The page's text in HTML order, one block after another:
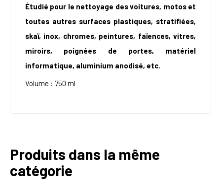
Étudié pour le nettoyage des voitures, motos et
toutes autres surfaces plastiques, stratifiées,
skaï, inox, chromes, peintures, faïences, vitres,
miroirs, poignées de portes, matériel
informatique, aluminium anodisé, etc.
Volume : 750 ml
Produits dans la même
catégorie